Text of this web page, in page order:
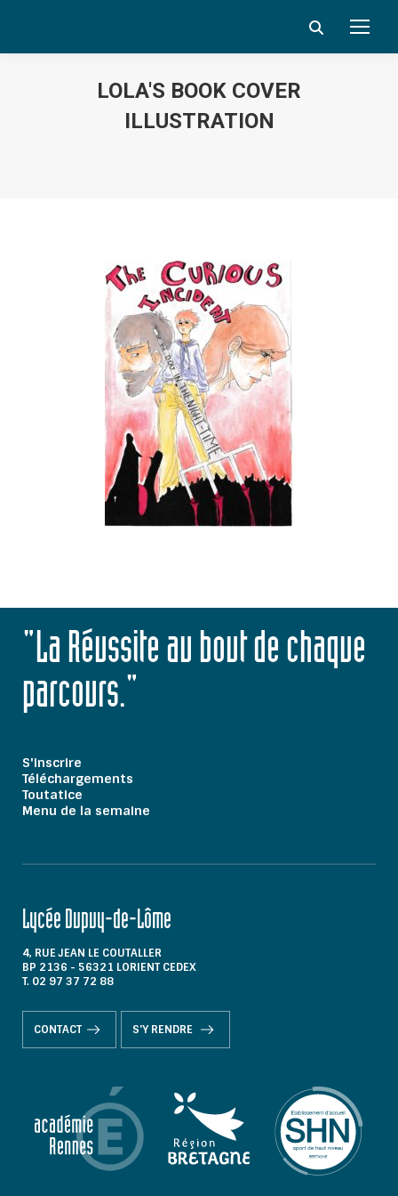
Search:
LOLA'S BOOK COVER
ILLUSTRATION
"La Réussite au bout de chaque
parcours."
S'inscrire
Téléchargements
Toutatice
Menu de la semaine
Lycée Dupuy-de-Lôme
4, RUE JEAN LE COUTALLER
BP 2136 - 56321 LORIENT CEDEX
T. 02 97 37 72 88
CONTACT S'Y RENDRE